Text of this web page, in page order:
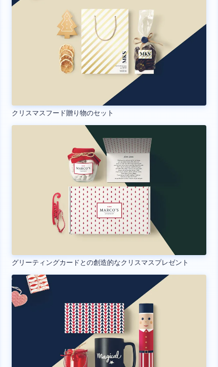
クリスマスフード贈り物のセット
グリーティングカードとの創造的なクリスマスプレゼント